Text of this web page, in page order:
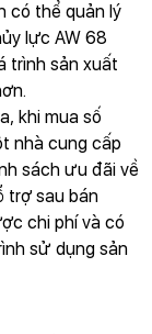
có thể quản lý
lực AW 68
trình sản xuất
khi mua số
nhà cung cấp
sách ưu đãi về
trợ sau bán
chi phí và có
sử dụng sản